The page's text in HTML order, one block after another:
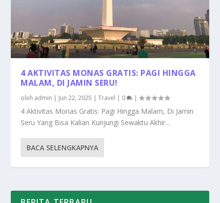
4 AKTIVITAS MONAS GRATIS: PAGI HINGGA
MALAM, DI JAMIN SERU!
oleh admin | Jun 22, 2025 |Travel | 0 |
4 Aktivitas Monas Gratis: Pagi Hingga Malam, Di Jamin
Seru Yang Bisa Kalian Kunjungi Sewaktu Akhir...
BACA SELENGKAPNYA